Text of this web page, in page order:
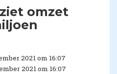
omzet
2021 om 16:07
2021 om 16:07